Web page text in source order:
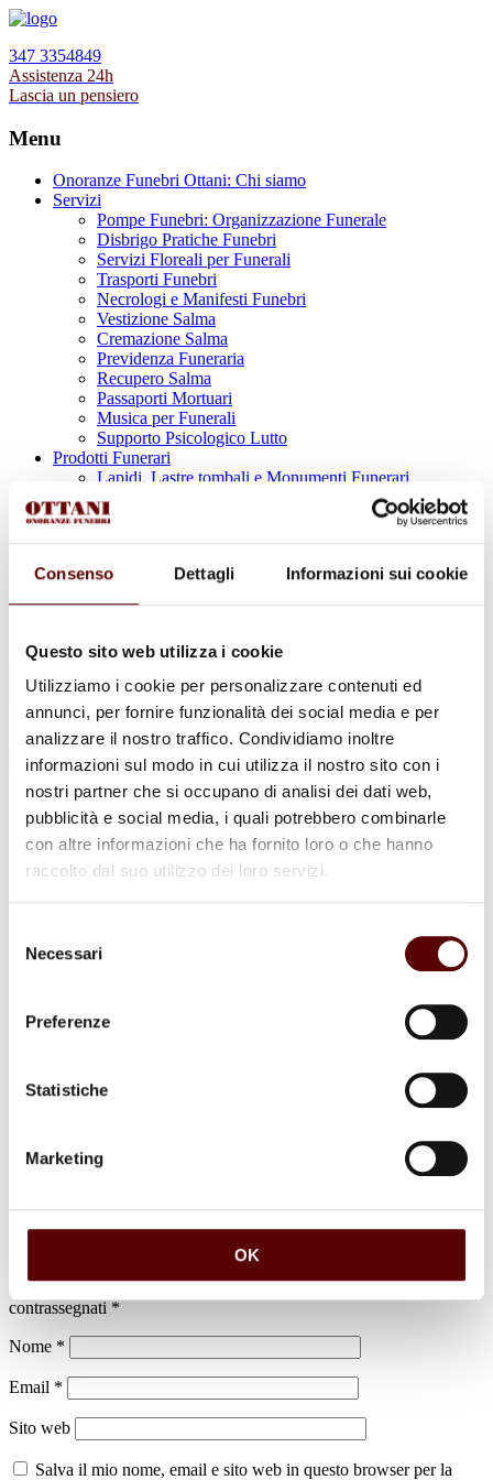
Consenso Dettagli Informazioni sui cookie
Questo sito web utilizza i cookie
Utilizziamo i cookie per personalizzare contenuti ed
annunci, per fornire funzionalità dei social media e per
analizzare il nostro traffico. Condividiamo inoltre
informazioni sul modo in cui utilizza il nostro sito con i
nostri partner che si occupano di analisi dei dati web,
pubblicità e social media, i quali potrebbero combinarle
con altre informazioni che ha fornito loro o che hanno
raccolto dal suo utilizzo dei loro servizi.
delNecessari
Preferenze
Statistiche
Marketing
OK
347 3354849
Assistenza 24h
Lascia un pensiero
Menu
Onoranze Funebri Ottani: Chi siamo
Servizi
Pompe Funebri: Organizzazione Funerale
Disbrigo Pratiche Funebri
Servizi Floreali per Funerali
Trasporti Funebri
Necrologi e Manifesti Funebri
Vestizione Salma
Cremazione Salma
Previdenza Funeraria
Recupero Salma
Passaporti Mortuari
Musica per Funerali
Supporto Psicologico Lutto
Prodotti Funerari
Lapidi, Lastre tombali e Monumenti Funerari
Urne Cinerarie
Allestimento Funebre
Necrologi
per:
Giancarla Locci
in Ferioli
17 Agosto 1948 - 20 Agosto 2022
Ceneri in dispersione
Il tuo indirizzo email non sarà pubblicato. I campi obbligatori sono
contrassegnati *
Nome *
Email *
Sito web
Salva il mio nome, email e sito web in questo browser per la